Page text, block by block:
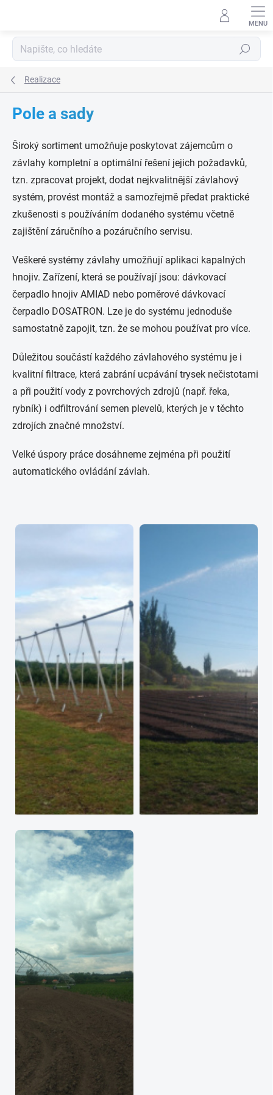
Hledat
Realizace
Pole a sady
Široký sortiment umožňuje poskytovat zájemcům o
závlahy kompletní a optimální řešení jejich požadavků,
tzn. zpracovat projekt, dodat nejkvalitnější závlahový
systém, provést montáž a samozřejmě předat praktické
zkušenosti s používáním dodaného systému včetně
zajištění záručního a pozáručního servisu.
Veškeré systémy závlahy umožňují aplikaci kapalných
hnojiv. Zařízení, která se používají jsou: dávkovací
čerpadlo hnojiv AMIAD nebo poměrové dávkovací
čerpadlo DOSATRON. Lze je do systému jednoduše
samostatně zapojit, tzn. že se mohou používat pro více.
Důležitou součástí každého závlahového systému je i
kvalitní filtrace, která zabrání ucpávání trysek nečistotami
a při použití vody z povrchových zdrojů (např. řeka,
rybník) i odfiltrování semen plevelů, kterých je v těchto
zdrojích značné množství.
Velké úspory práce dosáhneme zejména při použití
automatického ovládání závlah.